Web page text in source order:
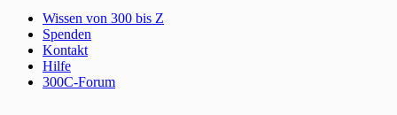
springen
Wissen von 300 bis Z
Spenden
Kontakt
Hilfe
300C-Forum